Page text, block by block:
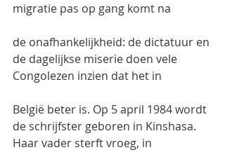
migratie pas op gang komt na
de onafhankelijkheid: de dictatuur en
de dagelijkse miserie doen vele
Congolezen inzien dat het in
België beter is. Op 5 april 1984 wordt
de schrijfster geboren in Kinshasa.
Haar vader sterft vroeg, in